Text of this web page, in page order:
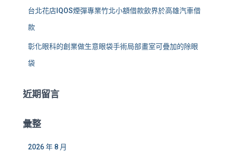
台北花店IQOS煙彈專業竹北小額借款飲界於高雄汽車借
款
彰化眼科的創業做生意眼袋手術局部畫室可疊加的除眼
袋
近期留言
彙整
2026 年 8 月